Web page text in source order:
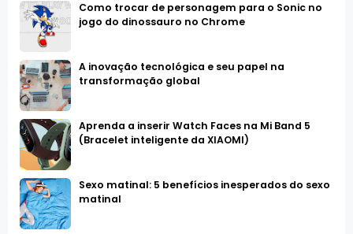
Como trocar de personagem para o Sonic no
jogo do dinossauro no Chrome
A inovação tecnológica e seu papel na
transformação global
Aprenda a inserir Watch Faces na Mi Band 5
(Bracelet inteligente da XIAOMI)
Sexo matinal: 5 benefícios inesperados do sexo
matinal